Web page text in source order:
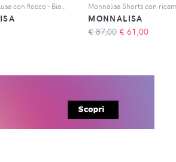
Monnalisa Blusa con fiocco - Bianco
MONNALISA
€ 87,00 € 61,00